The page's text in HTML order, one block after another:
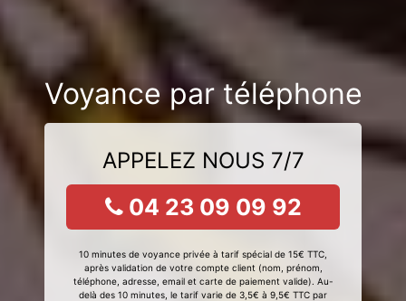
Voyance par téléphone
APPELEZ NOUS 7/7
04 23 09 09 92
10 minutes de voyance privée à tarif spécial de 15€ TTC,
après validation de votre compte client (nom, prénom,
téléphone, adresse, email et carte de paiement valide). Au-
delà des 10 minutes, le tarif varie de 3,5€ à 9,5€ TTC par